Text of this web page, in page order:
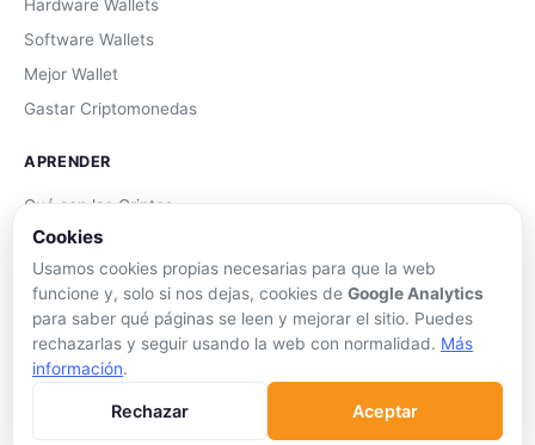
Hardware Wallets
Software Wallets
Mejor Wallet
Gastar Criptomonedas
APRENDER
Qué son las Criptos
Cómo Comprar
Staking
Trading
Glosario
Cookies
Usamos cookies propias necesarias para que la web
funcione y, solo si nos dejas, cookies de Google Analytics
para saber qué páginas se leen y mejorar el sitio. Puedes
rechazarlas y seguir usando la web con normalidad. Más
información.
Rechazar Aceptar